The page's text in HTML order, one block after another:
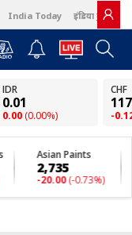
India Today इंडिया टुडे हिंदी